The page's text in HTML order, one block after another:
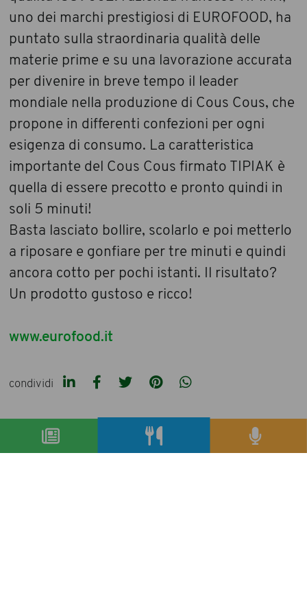
uno dei marchi prestigiosi di EUROFOOD, ha
puntato sulla straordinaria qualità delle
materie prime e su una lavorazione accurata
per divenire in breve tempo il leader
mondiale nella produzione di Cous Cous, che
propone in differenti confezioni per ogni
esigenza di consumo. La caratteristica
importante del Cous Cous firmato TIPIAK è
quella di essere precotto e pronto quindi in
soli 5 minuti!
Basta lasciato bollire, scolarlo e poi metterlo
a riposare e gonfiare per tre minuti e quindi
ancora cotto per pochi istanti. Il risultato?
Un prodotto gustoso e ricco!
www.eurofood.it
condividi